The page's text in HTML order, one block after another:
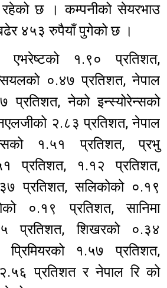
रहेको छ । कम्पनीको सेयरभाउ
४५३ रुपैयाँ पुगेको छ ।
एभरेष्टको १.९० प्रतिशत,
०.४७ प्रतिशत, नेपाल
प्रतिशत, नेको इन्स्योरेन्सको
२.८३ प्रतिशत, नेपाल
१.५१ प्रतिशत, प्रभु
प्रतिशत, १.१२ प्रतिशत,
प्रतिशत, सलिकोको ०.१९
०.१९ प्रतिशत, सानिमा
प्रतिशत, शिखरको ०.३४
प्रिमियरको १.५७ प्रतिशत,
प्रतिशत र नेपाल रि को